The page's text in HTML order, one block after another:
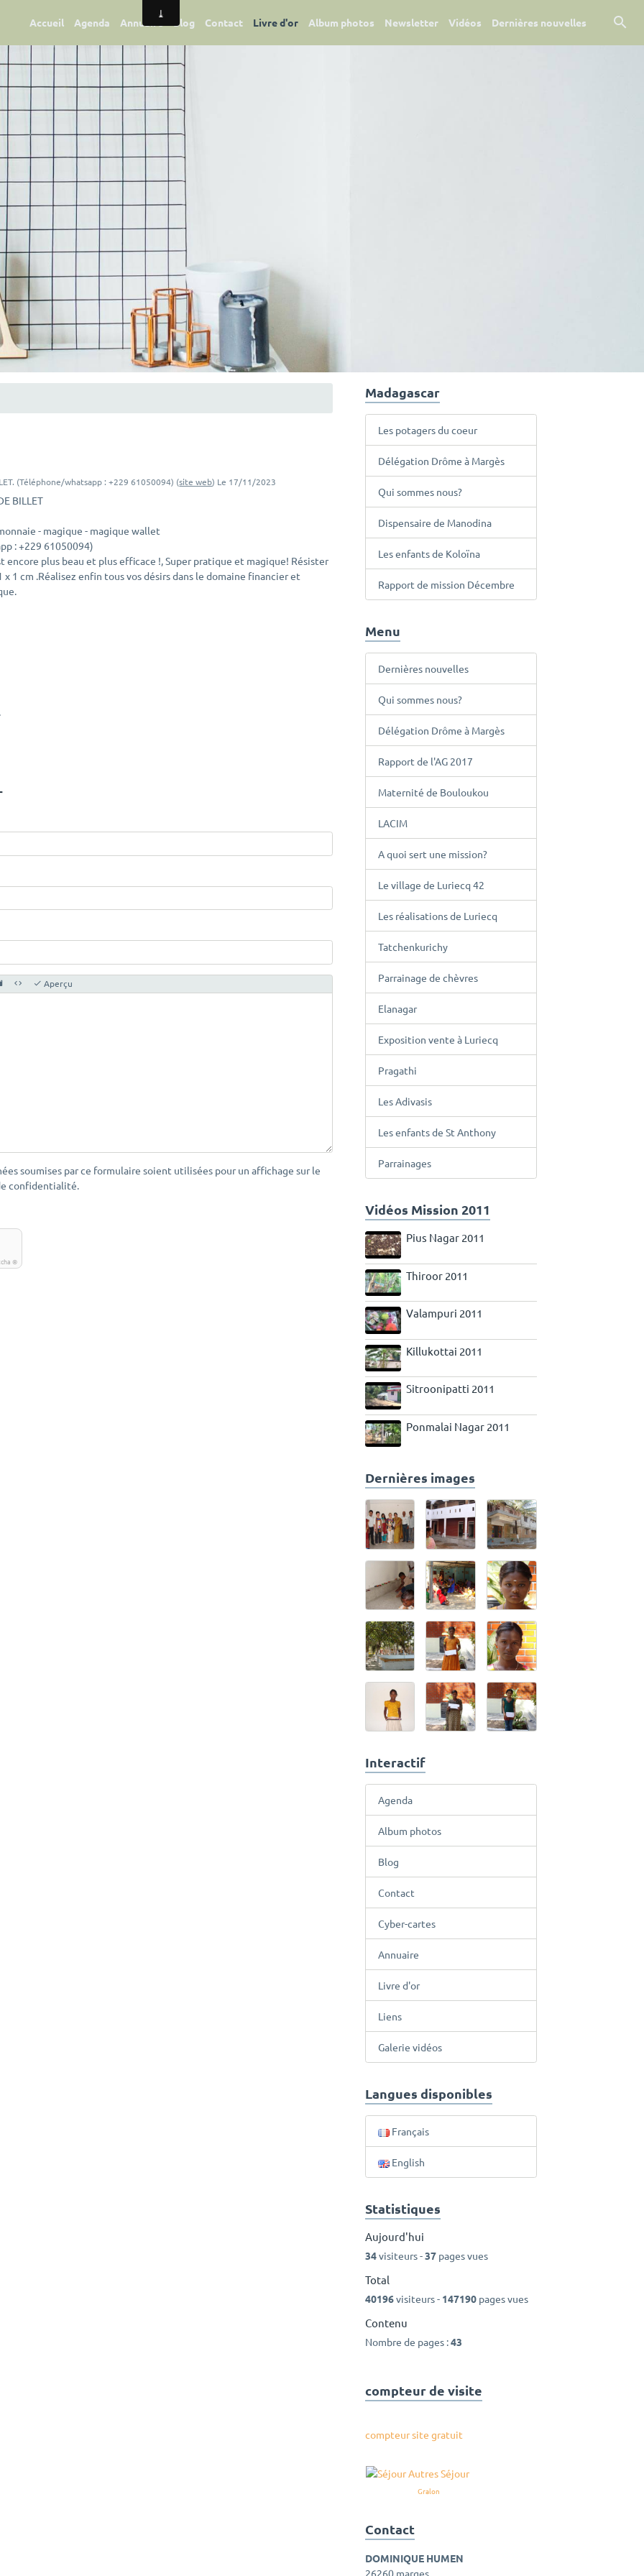
Accueil Agenda Annuaire Blog Contact Livre d'or Album photos Newsletter Vidéos Dernières nouvelles
(Téléphone/whatsapp : +229 61050094) (site web) Le 17/11/2023
BILLET
- magique - magique wallet
: +229 61050094)
plus beau et plus efficace !, Super pratique et magique! Résister
1 cm .Réalisez enfin tous vos désirs dans le domaine financier et
Aperçu
soumises par ce formulaire soient utilisées pour un affichage sur le
confidentialité.
©
Madagascar
Les potagers du coeur
Délégation Drôme à Margès
Qui sommes nous?
Dispensaire de Manodina
Les enfants de Koloïna
Rapport de mission Décembre
Menu
Dernières nouvelles
Qui sommes nous?
Délégation Drôme à Margès
Rapport de l'AG 2017
Maternité de Bouloukou
LACIM
A quoi sert une mission?
Le village de Luriecq 42
Les réalisations de Luriecq
Tatchenkurichy
Parrainage de chèvres
Elanagar
Exposition vente à Luriecq
Pragathi
Les Adivasis
Les enfants de St Anthony
Parrainages
Vidéos Mission 2011
Pius Nagar 2011
Thiroor 2011
Valampuri 2011
Killukottai 2011
Sitroonipatti 2011
Ponmalai Nagar 2011
Dernières images
Interactif
Agenda
Album photos
Blog
Contact
Cyber-cartes
Annuaire
Livre d'or
Liens
Galerie vidéos
Langues disponibles
Français
English
Statistiques
Aujourd'hui
34visiteurs -37pages vues
Total
40196visiteurs - 147190pages vues
Contenu
Nombre de pages :43
compteur de visite
compteur site gratuit
Gralon
Contact
DOMINIQUE HUMEN
26260 marges